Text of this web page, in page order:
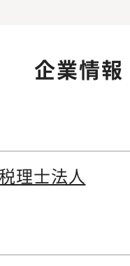
企業情報
理士法人